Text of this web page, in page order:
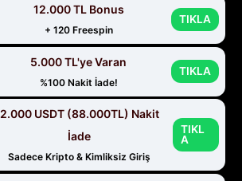
12.000 TL Bonus
+ 120 Freespin
TIKLA
5.000 TL'ye Varan
%100 Nakit İade!
TIKLA
2.000 USDT (88.000TL) Nakit
İade
Sadece Kripto & Kimliksiz Giriş
TIKL
A